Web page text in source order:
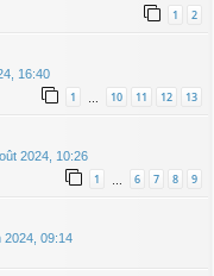
1 2
16:40
1 … 10 11 12 13
2024, 10:26
1 … 6 7 8 9
2024, 09:14